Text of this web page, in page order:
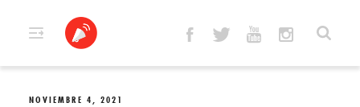
NOVIEMBRE 4, 2021